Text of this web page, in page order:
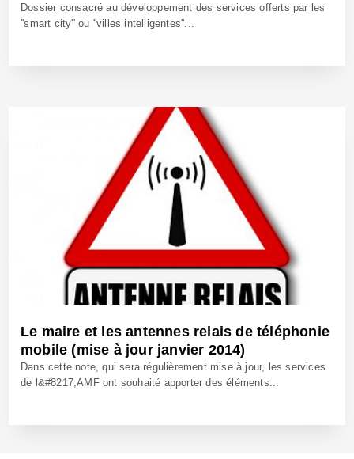
Dossier consacré au développement des services offerts par les
''smart city'' ou ''villes intelligentes''...
28 Avr 2015 - Réf: CW13397
Le maire et les antennes relais de téléphonie
mobile (mise à jour janvier 2014)
Dans cette note, qui sera régulièrement mise à jour, les services
de l&#8217;AMF ont souhaité apporter des éléments...